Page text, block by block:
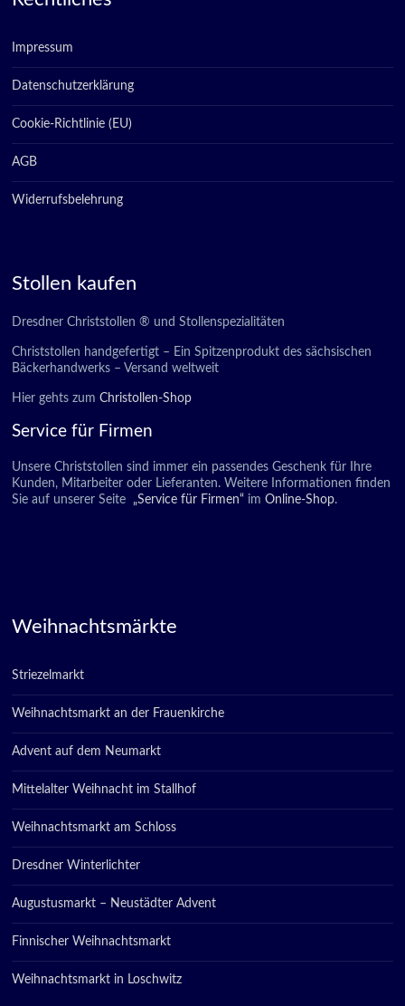
Impressum
Datenschutzerklärung
Cookie-Richtlinie (EU)
AGB
Widerrufsbelehrung
Stollen kaufen
Dresdner Christstollen ® und Stollenspezialitäten
Christstollen handgefertigt – Ein Spitzenprodukt des sächsischen
Bäckerhandwerks – Versand weltweit
Hier gehts zumChristollen-Shop
Service für Firmen
Unsere Christstollen sind immer ein passendes Geschenk für Ihre
Kunden, Mitarbeiter oder Lieferanten. Weitere Informationen finden
Sie auf unserer Seite
„Service für Firmen“ im Online-Shop.
Weihnachtsmärkte
Striezelmarkt
Weihnachtsmarkt an der Frauenkirche
Advent auf dem Neumarkt
Mittelalter Weihnacht im Stallhof
Weihnachtsmarkt am Schloss
Dresdner Winterlichter
Augustusmarkt – Neustädter Advent
Finnischer Weihnachtsmarkt
Weihnachtsmarkt in Loschwitz